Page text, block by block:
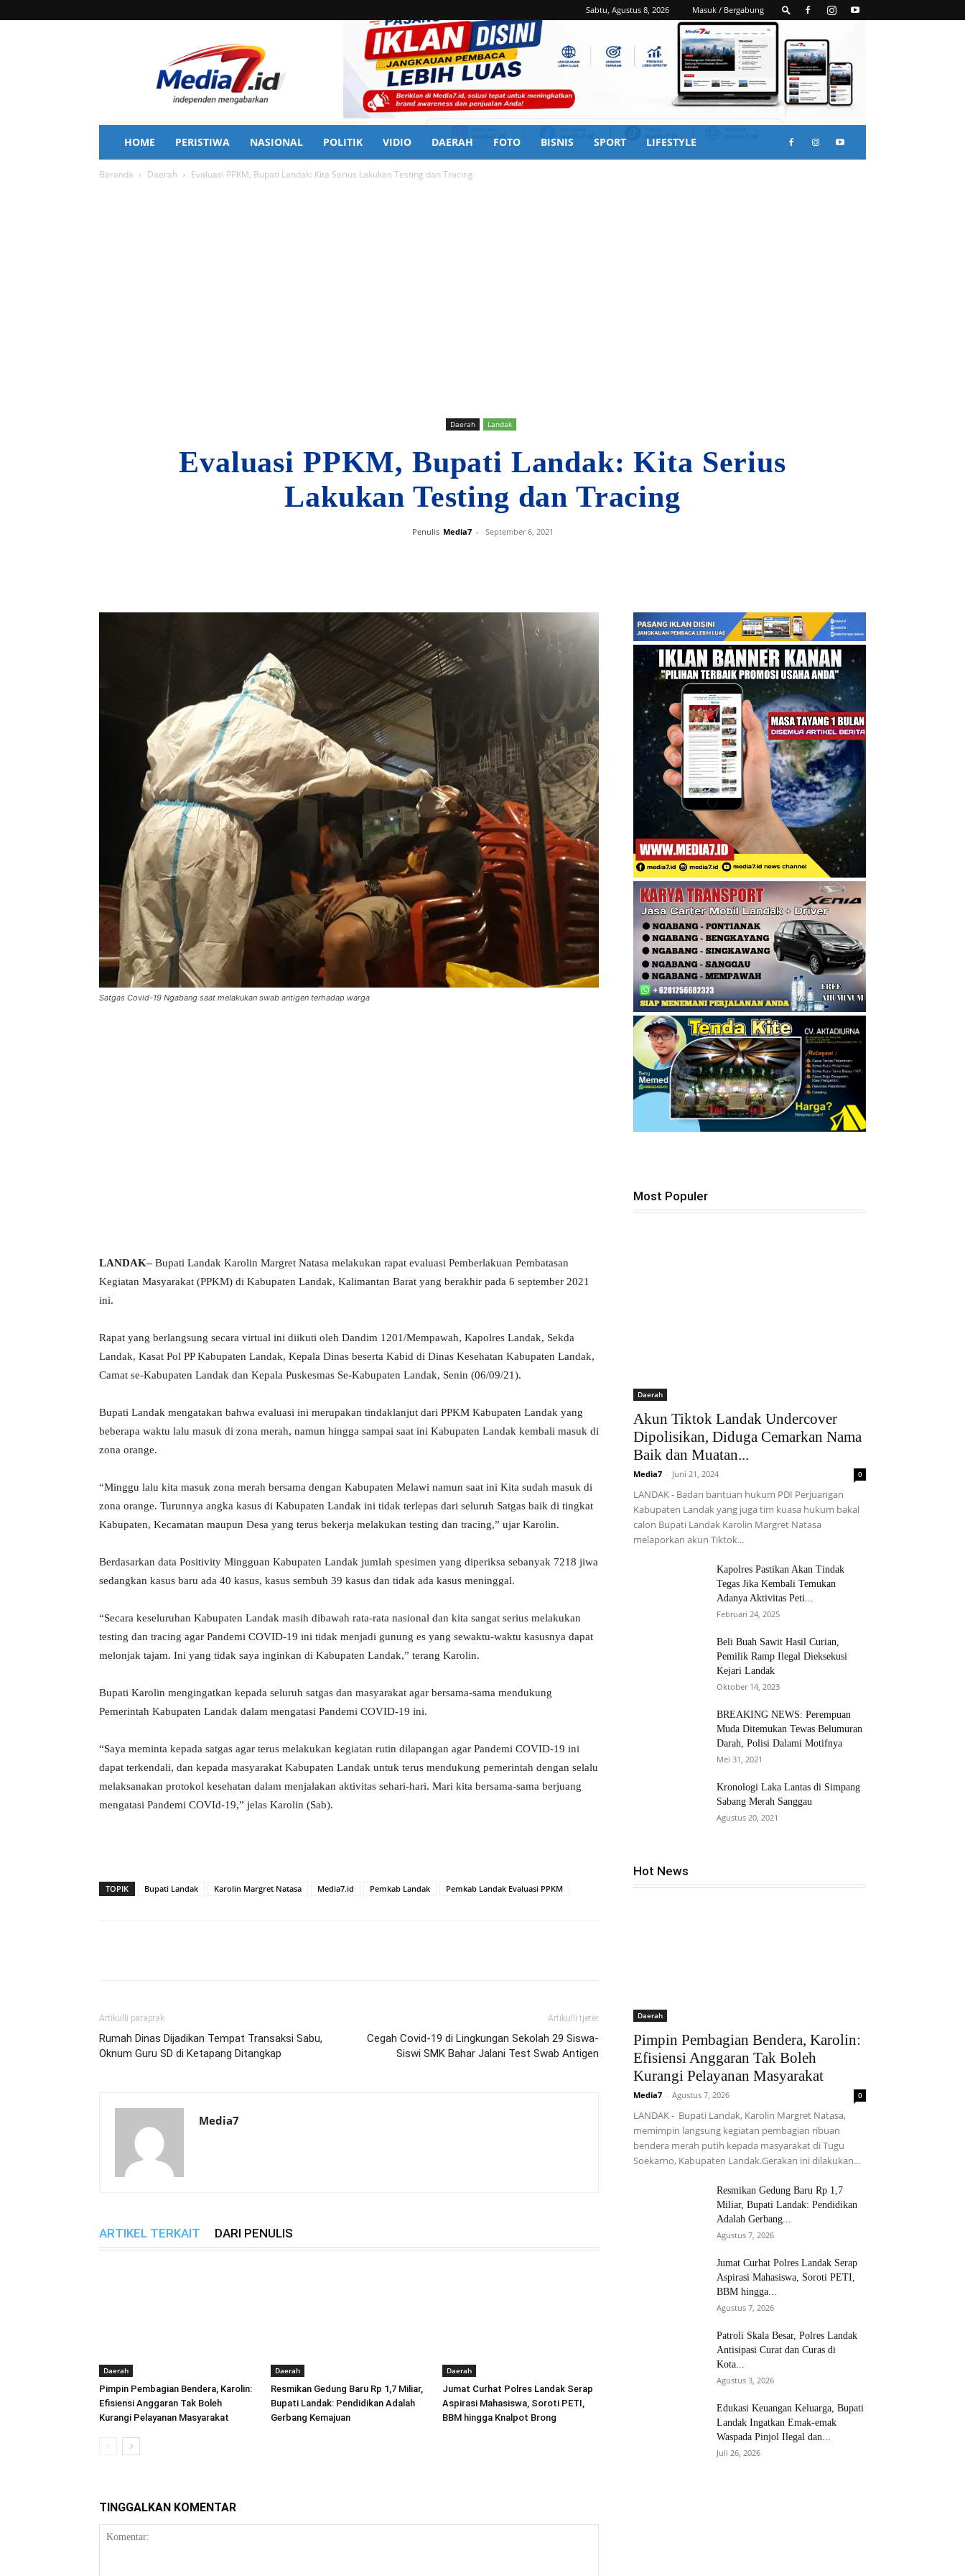
Sabtu, Agustus 8, 2026 Masuk / Bergabung
HOME PERISTIWA NASIONAL POLITIK VIDIO DAERAH FOTO BISNIS SPORT LIFESTYLE
Beranda Daerah Evaluasi PPKM, Bupati Landak: Kita Serius Lakukan Testing dan Tracing
Daerah Landak
Evaluasi PPKM, Bupati Landak: Kita Serius
Lakukan Testing dan Tracing
Penulis Media7 - September 6, 2021
Satgas Covid-19 Ngabang saat melakukan swab antigen terhadap warga
LANDAK– Bupati Landak Karolin Margret Natasa melakukan rapat evaluasi Pemberlakuan Pembatasan
Kegiatan Masyarakat (PPKM) di Kabupaten Landak, Kalimantan Barat yang berakhir pada 6 september 2021
ini.
Rapat yang berlangsung secara virtual ini diikuti oleh Dandim 1201/Mempawah, Kapolres Landak, Sekda
Landak, Kasat Pol PP Kabupaten Landak, Kepala Dinas beserta Kabid di Dinas Kesehatan Kabupaten Landak,
Camat se-Kabupaten Landak dan Kepala Puskesmas Se-Kabupaten Landak, Senin (06/09/21).
Bupati Landak mengatakan bahwa evaluasi ini merupakan tindaklanjut dari PPKM Kabupaten Landak yang
beberapa waktu lalu masuk di zona merah, namun hingga sampai saat ini Kabupaten Landak kembali masuk di
zona orange.
“Minggu lalu kita masuk zona merah bersama dengan Kabupaten Melawi namun saat ini Kita sudah masuk di
zona orange. Turunnya angka kasus di Kabupaten Landak ini tidak terlepas dari seluruh Satgas baik di tingkat
Kabupaten, Kecamatan maupun Desa yang terus bekerja melakukan testing dan tracing,” ujar Karolin.
Berdasarkan data Positivity Mingguan Kabupaten Landak jumlah spesimen yang diperiksa sebanyak 7218 jiwa
sedangkan kasus baru ada 40 kasus, kasus sembuh 39 kasus dan tidak ada kasus meninggal.
“Secara keseluruhan Kabupaten Landak masih dibawah rata-rata nasional dan kita sangat serius melakukan
testing dan tracing agar Pandemi COVID-19 ini tidak menjadi gunung es yang sewaktu-waktu kasusnya dapat
melonjak tajam. Ini yang tidak saya inginkan di Kabupaten Landak,” terang Karolin.
Bupati Karolin mengingatkan kepada seluruh satgas dan masyarakat agar bersama-sama mendukung
Pemerintah Kabupaten Landak dalam mengatasi Pandemi COVID-19 ini.
“Saya meminta kepada satgas agar terus melakukan kegiatan rutin dilapangan agar Pandemi COVID-19 ini
dapat terkendali, dan kepada masyarakat Kabupaten Landak untuk terus mendukung pemerintah dengan selalu
melaksanakan protokol kesehatan dalam menjalakan aktivitas sehari-hari. Mari kita bersama-sama berjuang
mengatasi Pandemi COVId-19,” jelas Karolin (Sab).
TOPIK Bupati Landak Karolin Margret Natasa Media7.id Pemkab Landak Pemkab Landak Evaluasi PPKM
Artikulli paraprak
Rumah Dinas Dijadikan Tempat Transaksi Sabu,
Oknum Guru SD di Ketapang Ditangkap
Artikulli tjetër
Cegah Covid-19 di Lingkungan Sekolah 29 Siswa-
Siswi SMK Bahar Jalani Test Swab Antigen
Media7
ARTIKEL TERKAIT DARI PENULIS
Daerah
Pimpin Pembagian Bendera, Karolin:
Efisiensi Anggaran Tak Boleh
Kurangi Pelayanan Masyarakat
Daerah
Resmikan Gedung Baru Rp 1,7 Miliar,
Bupati Landak: Pendidikan Adalah
Gerbang Kemajuan
Daerah
Jumat Curhat Polres Landak Serap
Aspirasi Mahasiswa, Soroti PETI,
BBM hingga Knalpot Brong
TINGGALKAN KOMENTAR
Most Populer
Daerah
Akun Tiktok Landak Undercover
Dipolisikan, Diduga Cemarkan Nama
Baik dan Muatan...
Media7 - Juni 21, 2024 0
LANDAK - Badan bantuan hukum PDI Perjuangan
Kabupaten Landak yang juga tim kuasa hukum bakal
calon Bupati Landak Karolin Margret Natasa
melaporkan akun Tiktok...
Kapolres Pastikan Akan Tindak
Tegas Jika Kembali Temukan
Adanya Aktivitas Peti...
Februari 24, 2025
Beli Buah Sawit Hasil Curian,
Pemilik Ramp Ilegal Dieksekusi
Kejari Landak
Oktober 14, 2023
BREAKING NEWS: Perempuan
Muda Ditemukan Tewas Belumuran
Darah, Polisi Dalami Motifnya
Mei 31, 2021
Kronologi Laka Lantas di Simpang
Sabang Merah Sanggau
Agustus 20, 2021
Hot News
Daerah
Pimpin Pembagian Bendera, Karolin:
Efisiensi Anggaran Tak Boleh
Kurangi Pelayanan Masyarakat
Media7 - Agustus 7, 2026 0
LANDAK - Bupati Landak, Karolin Margret Natasa,
memimpin langsung kegiatan pembagian ribuan
bendera merah putih kepada masyarakat di Tugu
Soekarno, Kabupaten Landak.Gerakan ini dilakukan...
Resmikan Gedung Baru Rp 1,7
Miliar, Bupati Landak: Pendidikan
Adalah Gerbang...
Agustus 7, 2026
Jumat Curhat Polres Landak Serap
Aspirasi Mahasiswa, Soroti PETI,
BBM hingga...
Agustus 7, 2026
Patroli Skala Besar, Polres Landak
Antisipasi Curat dan Curas di
Kota...
Agustus 3, 2026
Edukasi Keuangan Keluarga, Bupati
Landak Ingatkan Emak-emak
Waspada Pinjol Ilegal dan...
Juli 26, 2026